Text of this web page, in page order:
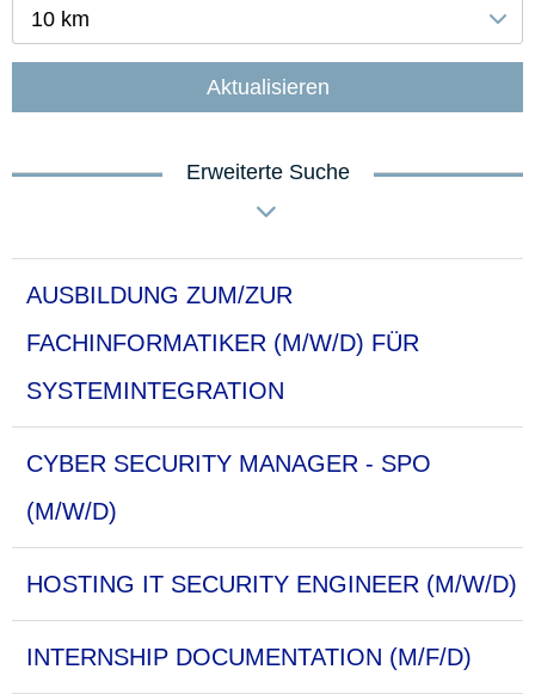
10 km
Aktualisieren
Erweiterte Suche
AUSBILDUNG ZUM/ZUR
FACHINFORMATIKER (M/W/D) FÜR
SYSTEMINTEGRATION
CYBER SECURITY MANAGER - SPO
(M/W/D)
HOSTING IT SECURITY ENGINEER (M/W/D)
INTERNSHIP DOCUMENTATION (M/F/D)